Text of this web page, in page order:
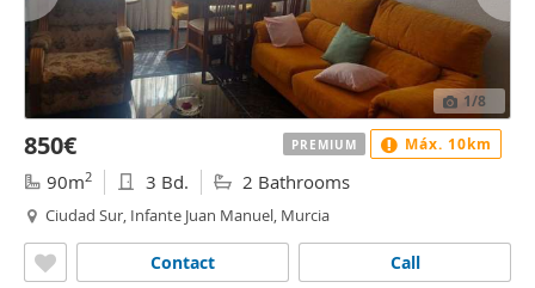
1/8
850€
90m2 3 Bd. 2 Bathrooms
Ciudad Sur, Infante Juan Manuel, Murcia
Call
Contact
PREMIUM Máx. 10km